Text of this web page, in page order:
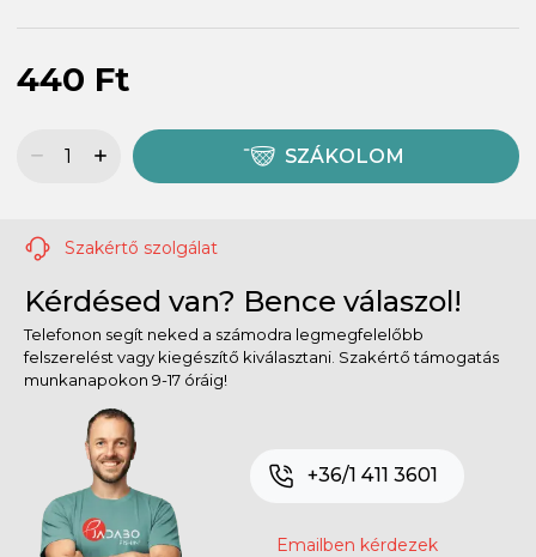
440 Ft
SZÁKOLOM
Szakértő szolgálat
Kérdésed van? Bence válaszol!
Telefonon segít neked a számodra legmegfelelőbb
felszerelést vagy kiegészítő kiválasztani. Szakértő támogatás
munkanapokon 9-17 óráig!
+36/1 411 3601
Emailben kérdezek